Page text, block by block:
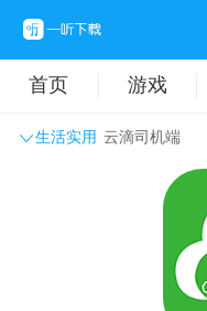
首页 游戏
生活实用 云滴司机端
主题壁
拍摄